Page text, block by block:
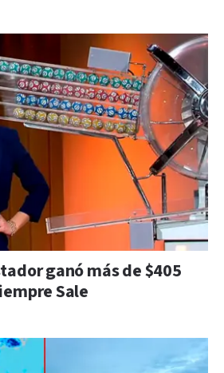
ganó más de $405
Sale